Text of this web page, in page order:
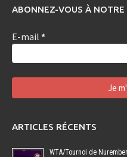
ABONNEZ-VOUS À NOTRE
E-mail *
ARTICLES RÉCENTS
WTA/Tournoi de